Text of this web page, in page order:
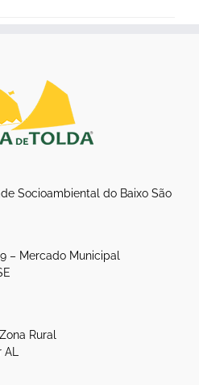
Socioambiental do Baixo São
– Mercado Municipal
Rural
AL